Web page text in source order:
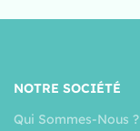
NOTRE SOCIÉTÉ
Qui Sommes-Nous ?